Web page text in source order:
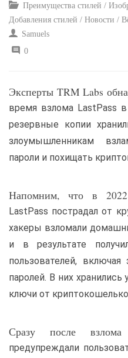
ИНТЕРНЕТ И СВЯЗЬ
Преимущества стилей /
Добавления стилей / Новости /
Samuels
0
Эксперты TRM Labs
время взлома LastPass
резервные копии
злоумышленникам
пароли и похищать
Напомним, что в
LastPass пострадал от
хакеры взломали
и в результате
пользователей,
паролей. В них
ключи от
Сразу после взлома
предупреждали